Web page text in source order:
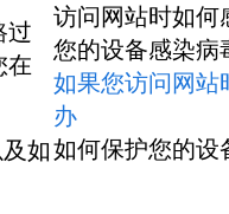
过
在
如
访问网站时如何
您的设备感染病
如果您访问网站
办
如何保护您的设